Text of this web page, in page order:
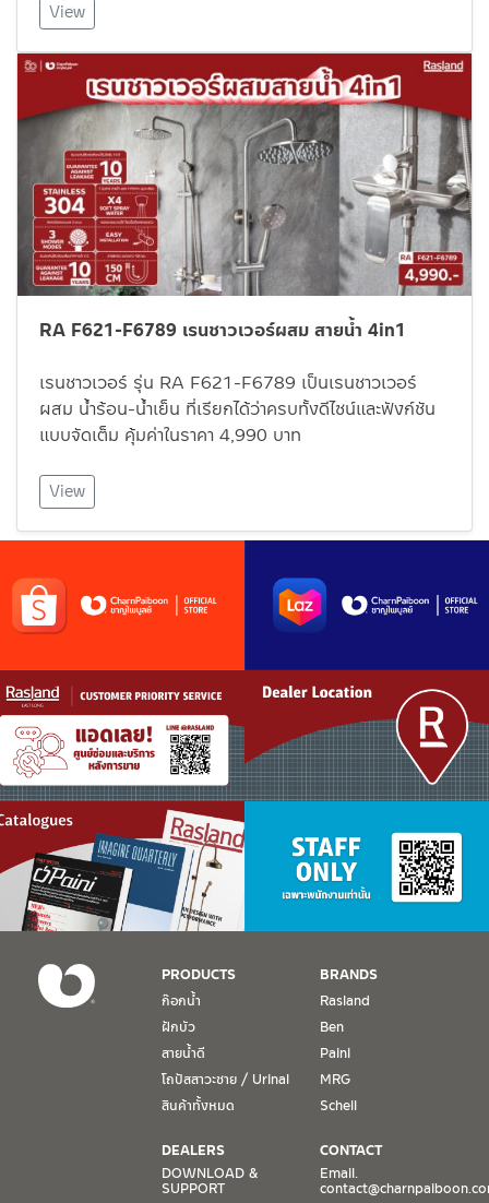
View
RA F621-F6789 เรนชาวเวอร์ผสม สายน้ำ 4in1
เรนชาวเวอร์ รุ่น RA F621-F6789 เป็นเรนชาวเวอร์
ผสม น้ำร้อน-น้ำเย็น ที่เรียกได้ว่าครบทั้งดีไซน์และฟังก์​ชัน
แบบจัดเต็ม คุ้มค่าในราคา 4,990 บาท
View
PRODUCTS
ก๊อกน้ำ
ฝักบัว
สายน้ำดี
โถปัสสาวะชาย / Urinal
สินค้าทั้งหมด
BRANDS
Rasland
Ben
Paini
MRG
Schell
DEALERS
DOWNLOAD &
SUPPORT
CONTACT
Email.